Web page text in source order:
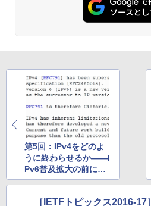
第5回：IPv4をどのよ
うに終わらせるか――I
Pv6普及拡大の前に片
づけなければならない
［IETFトピックス2016-